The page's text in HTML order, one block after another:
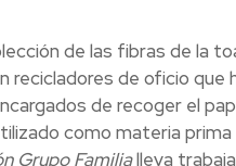
de las fibras de la
recicladores de oficio que
de recoger el
como materia
Grupo Familialleva